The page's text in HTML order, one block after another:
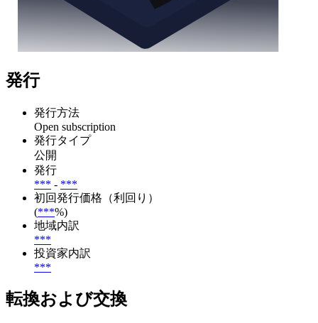
発行
発行方法
Open subscription
発行タイプ
公開
発行
*** - ***
初回発行価格（利回り）
(***%)
地域内訳
***
投資家内訳
***
転換および交換